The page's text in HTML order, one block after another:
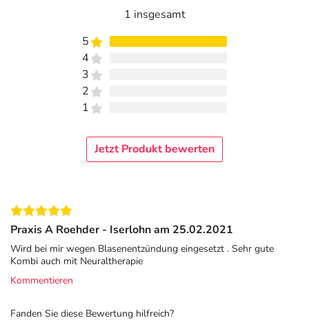
1 insgesamt
5
4
3
2
1
Jetzt Produkt bewerten
Praxis A Roehder - Iserlohn am 25.02.2021
Wird bei mir wegen Blasenentzündung eingesetzt . Sehr gute
Kombi auch mit Neuraltherapie
Kommentieren
Fanden Sie diese Bewertung hilfreich?